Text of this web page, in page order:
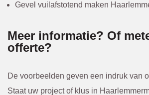
Gevel vuilafstotend maken
Meer informatie? Of
offerte?
De voorbeelden geven een indruk van
Staat uw project of klus in